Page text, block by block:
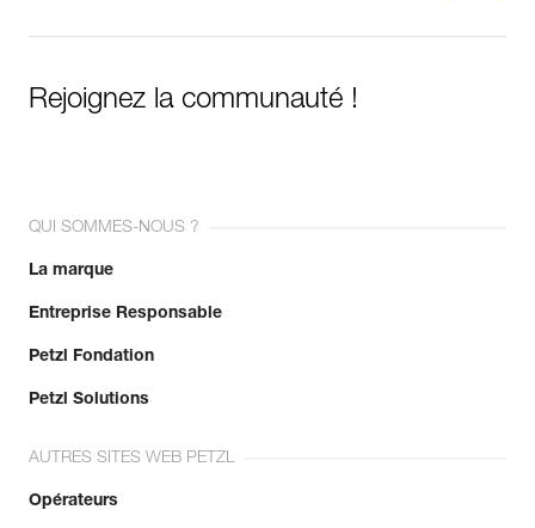
Rejoignez la communauté !
QUI SOMMES-NOUS ?
La marque
Entreprise Responsable
Petzl Fondation
Petzl Solutions
AUTRES SITES WEB PETZL
Opérateurs